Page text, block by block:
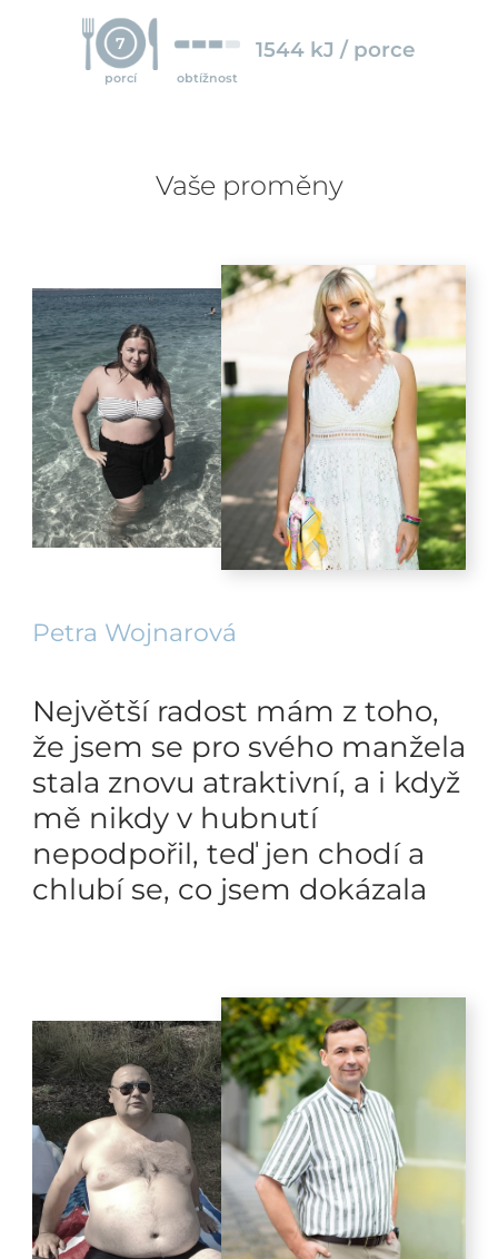
7
porcí obtížnost
1544 kJ / porce
Vaše proměny
Petra Wojnarová
Největší radost mám z toho,
že jsem se pro svého manžela
stala znovu atraktivní, a i když
mě nikdy v hubnutí
nepodpořil, teď jen chodí a
chlubí se, co jsem dokázala